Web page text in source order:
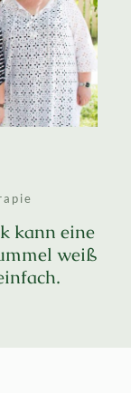
kann eine
weiß